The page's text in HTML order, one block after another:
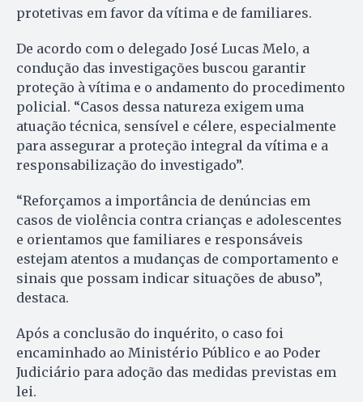
protetivas em favor da vítima e de familiares.
De acordo com o delegado José Lucas Melo, a
condução das investigações buscou garantir
proteção à vítima e o andamento do procedimento
policial. “Casos dessa natureza exigem uma
atuação técnica, sensível e célere, especialmente
para assegurar a proteção integral da vítima e a
responsabilização do investigado”.
“Reforçamos a importância de denúncias em
casos de violência contra crianças e adolescentes
e orientamos que familiares e responsáveis
estejam atentos a mudanças de comportamento e
sinais que possam indicar situações de abuso”,
destaca.
Após a conclusão do inquérito, o caso foi
encaminhado ao Ministério Público e ao Poder
Judiciário para adoção das medidas previstas em
lei.